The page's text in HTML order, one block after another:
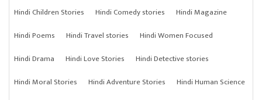
Hindi Children Stories
Hindi Comedy stories
Hindi Magazine
Hindi Poems
Hindi Travel stories
Hindi Women Focused
Hindi Drama
Hindi Love Stories
Hindi Detective stories
Hindi Moral Stories
Hindi Adventure Stories
Hindi Human Science